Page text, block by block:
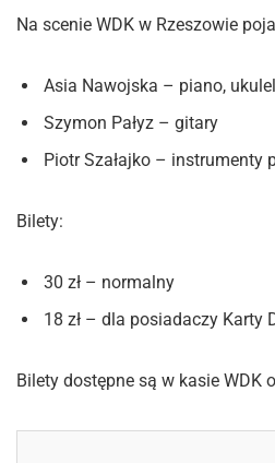
Na scenie WDK w Rzeszowie
Asia Nawojska – piano,
Szymon Pałyz – gitary
Piotr Szałajko – instrumenty
Bilety:
30 zł – normalny
18 zł – dla posiadaczy Karty
Bilety dostępne są w kasie WDK